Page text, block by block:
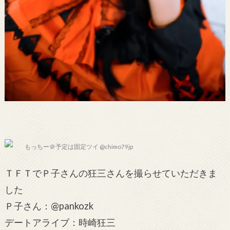
もっちー＠予定は固定ツイ @chimo79jp
ＴＦＴでＰ子さんの狂三さんを撮らせていただきま
した
Ｐ子さん：@pankozk
デートアライブ：時崎狂三